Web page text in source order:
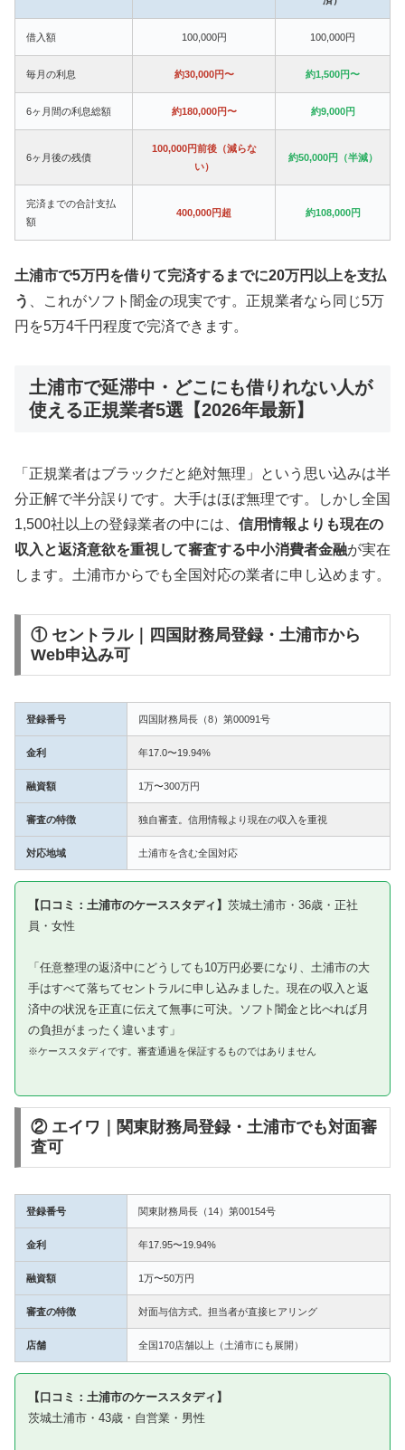
借入額 100,000円 100,000円
毎月の利息 約30,000円〜 約1,500円〜
6ヶ月間の利息総額 約180,000円〜 約9,000円
6ヶ月後の残債
100,000円前後（減らな
い）
約50,000円（半減）
完済までの合計支払
額
400,000円超 約108,000円
土浦市で5万円を借りて完済するまでに20万円以上を支払
う
、これがソフト闇金の現実です。正規業者なら同じ5万
円を5万4千円程度で完済できます。
土浦市で延滞中・どこにも借りれない人が
使える正規業者5選【2026年最新】
「正規業者はブラックだと絶対無理」という思い込みは半
分正解で半分誤りです。大手はほぼ無理です。しかし全国
1,500社以上の登録業者の中には、 信用情報よりも現在の
収入と返済意欲を重視して審査する中小消費者金融が実在
します。土浦市からでも全国対応の業者に申し込めます。
① セントラル｜四国財務局登録・土浦市から
Web申込み可
登録番号 四国財務局長（8）第00091号
金利 年17.0〜19.94%
融資額 1万〜300万円
審査の特徴 独自審査。信用情報より現在の収入を重視
対応地域 土浦市を含む全国対応
【口コミ：土浦市のケーススタディ】 茨城土浦市・36歳・正社
員・女性
「任意整理の返済中にどうしても10万円必要になり、土浦市の大
手はすべて落ちてセントラルに申し込みました。現在の収入と返
済中の状況を正直に伝えて無事に可決。ソフト闇金と比べれば月
の負担がまったく違います」
※ケーススタディです。審査通過を保証するものではありません
② エイワ｜関東財務局登録・土浦市でも対面審
査可
登録番号 関東財務局長（14）第00154号
金利 年17.95〜19.94%
融資額 1万〜50万円
審査の特徴 対面与信方式。担当者が直接ヒアリング
店舗 全国170店舗以上（土浦市にも展開）
【口コミ：土浦市のケーススタディ】
茨城土浦市・43歳・自営業・男性